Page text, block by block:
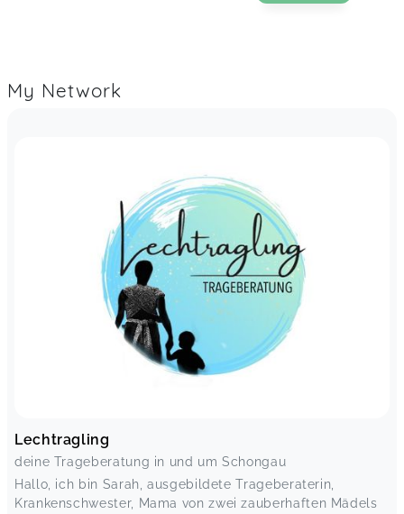
My Network
Lechtragling
deine Trageberatung in und um Schongau
Hallo, ich bin Sarah, ausgebildete Trageberaterin,
Krankenschwester, Mama von zwei zauberhaften Mädels